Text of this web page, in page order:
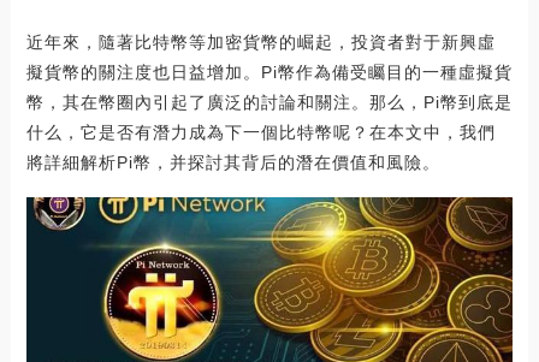
近年來，隨著比特幣等加密貨幣的崛起，投資者對于新興虛
擬貨幣的關注度也日益增加。Pi幣作為備受矚目的一種虛擬貨
幣，其在幣圈內引起了廣泛的討論和關注。那么，Pi幣到底是
什么，它是否有潛力成為下一個比特幣呢？在本文中，我們
將詳細解析Pi幣，并探討其背后的潛在價值和風險。